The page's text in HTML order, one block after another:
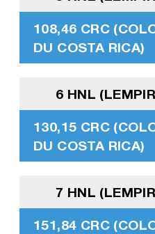
108,46 CRC
DU COSTA RICA)
6 HNL
130,15 CRC
DU COSTA RICA)
7 HNL
151,84 CRC